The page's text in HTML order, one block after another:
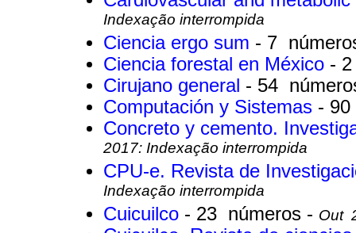
Indexação interrompida
Ciencia ergo sum - 7
Ciencia forestal en México -
Cirujano general - 54
Computación y Sistemas -
Concreto y cemento.
2017: Indexação interrompida
CPU-e. Revista de
Indexação interrompida
Cuicuilco - 23 números - Out